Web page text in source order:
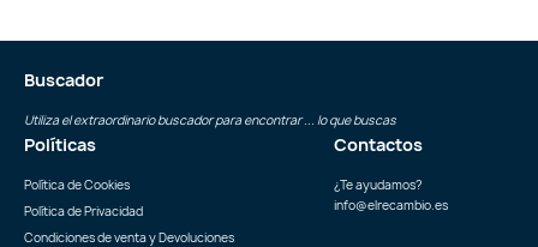
Buscador
Utiliza el extraordinario buscador para encontrar ... lo que buscas
Políticas
Política de Cookies
Política de Privacidad
Condiciones de venta y Devoluciones
Contactos
¿Te ayudamos?
info@elrecambio.es